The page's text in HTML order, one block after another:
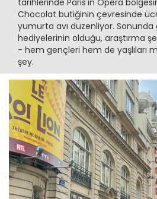
tarihlerinde Paris'in Opéra
Chocolat butiğinin çevresinde
yumurta avı düzenliyor.
hediyelerinin olduğu, araştırma
- hem gençleri hem de yaşlıları
şey.